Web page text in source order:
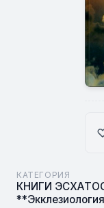
КАТЕГОРИЯ
КНИГИ